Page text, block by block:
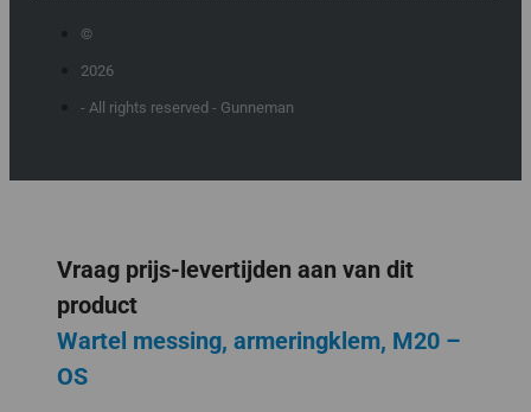
©
2026
- All rights reserved - Gunneman
Vraag prijs-levertijden aan van dit
product
Wartel messing, armeringklem, M20 –
OS